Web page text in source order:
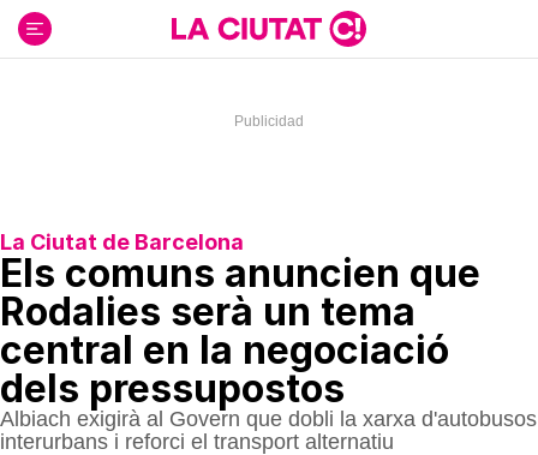
contenido
La Ciutat de Barcelona
Els comuns anuncien que
Rodalies serà un tema
central en la negociació
dels pressupostos
Albiach exigirà al Govern que dobli la xarxa d'autobusos
interurbans i reforci el transport alternatiu